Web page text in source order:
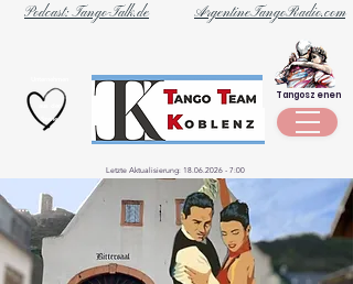
ArgentineTangoRadio.com
Podcast: Tango-Talk.de
Szene
Tangoszenen
Letzte Aktualisierung: 18.06.2026 - 7:00